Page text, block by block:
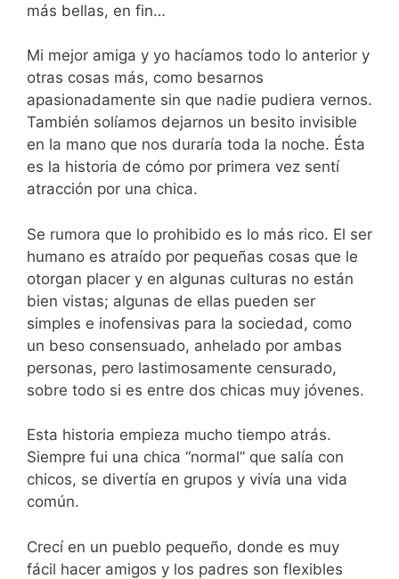
más bellas, en fin…
Mi mejor amiga y yo hacíamos todo lo anterior y
otras cosas más, como besarnos
apasionadamente sin que nadie pudiera vernos.
También solíamos dejarnos un besito invisible
en la mano que nos duraría toda la noche. Ésta
es la historia de cómo por primera vez sentí
atracción por una chica.
Se rumora que lo prohibido es lo más rico. El ser
humano es atraído por pequeñas cosas que le
otorgan placer y en algunas culturas no están
bien vistas; algunas de ellas pueden ser
simples e inofensivas para la sociedad, como
un beso consensuado, anhelado por ambas
personas, pero lastimosamente censurado,
sobre todo si es entre dos chicas muy jóvenes.
Esta historia empieza mucho tiempo atrás.
Siempre fui una chica “normal” que salía con
chicos, se divertía en grupos y vivía una vida
común.
Crecí en un pueblo pequeño, donde es muy
fácil hacer amigos y los padres son flexibles